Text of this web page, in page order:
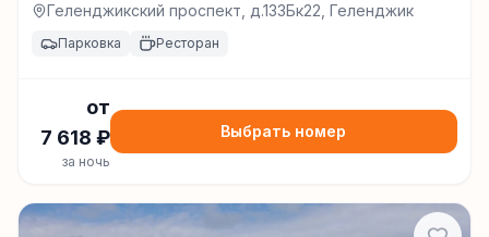
Геленджикский проспект, д.133Бк22, Геленджик
Парковка Ресторан
от
7 618 ₽
за ночь
Выбрать номер